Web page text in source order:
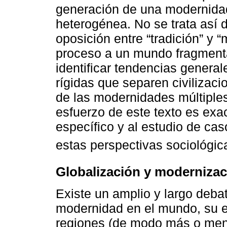
generación de una
heterogénea. No se trata así
oposición entre “tradición” y
proceso a un mundo
identificar tendencias
rígidas que separen
de las modernidades
esfuerzo de este texto es
específico y al estudio de
estas perspectivas
Globalización y
Existe un amplio y largo
modernidad en el mundo, su
regiones (de modo más o